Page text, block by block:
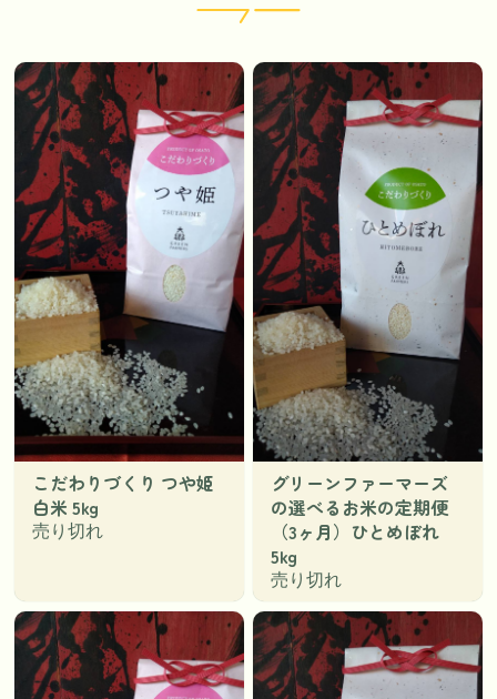
こだわりづくり つや姫
白米 5kg
売り切れ
グリーンファーマーズ
の選べるお米の定期便
（3ヶ月）ひとめぼれ
5kg
売り切れ